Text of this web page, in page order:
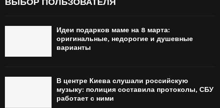
Идеи подарков маме на 8 марта:
оригинальные, недорогие и душевные
варианты
В центре Киева слушали российскую
музыку: полиция составила протоколы, СБУ
работает с ними